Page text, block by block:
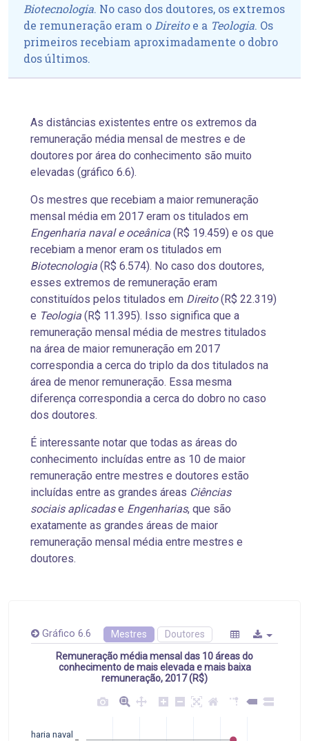
Biotecnologia. No caso dos doutores, os extremos
de remuneração eram o Direitoe a Teologia. Os
primeiros recebiam aproximadamente o dobro
dos últimos.
As distâncias existentes entre os extremos da
remuneração média mensal de mestres e de
doutores por área do conhecimento são muito
elevadas (gráfico 6.6).
Os mestres que recebiam a maior remuneração
mensal média em 2017 eram os titulados em
Engenharia naval e oceânica (R$ 19.459) e os que
recebiam a menor eram os titulados em
Biotecnologia (R$ 6.574). No caso dos doutores,
esses extremos de remuneração eram
constituídos pelos titulados em Direito(R$ 22.319)
e Teologia (R$ 11.395). Isso significa que a
remuneração mensal média de mestres titulados
na área de maior remuneração em 2017
correspondia a cerca do triplo da dos titulados na
área de menor remuneração. Essa mesma
diferença correspondia a cerca do dobro no caso
dos doutores.
É interessante notar que todas as áreas do
conhecimento incluídas entre as 10 de maior
remuneração entre mestres e doutores estão
incluídas entre as grandes áreas Ciências
sociais aplicadase Engenharias, que são
exatamente as grandes áreas de maior
remuneração mensal média entre mestres e
doutores.
Gráfico 6.6 Mestres Doutores
Remuneração média mensal das 10 áreas do
conhecimento de mais elevada e mais baixa
remuneração, 2017 (R$)
Engenharia naval